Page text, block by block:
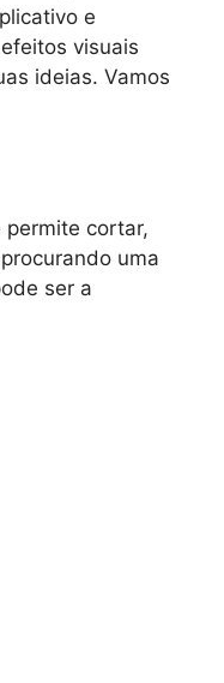
e
visuais
ideias. Vamos
permite cortar,
uma
ser a